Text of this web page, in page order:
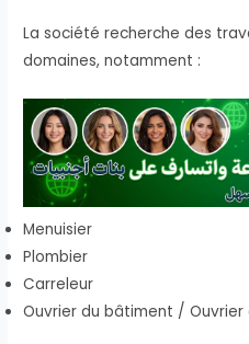
La société recherche des
domaines, notamment :
Menuisier
Plombier
Carreleur
Ouvrier du bâtiment /